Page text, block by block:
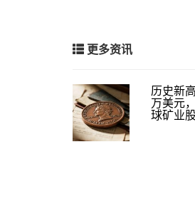
更多资讯
历史新
万美元
球矿业